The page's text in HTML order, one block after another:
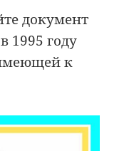
документ
1995 году
к